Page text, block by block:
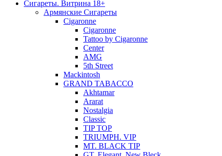
Сигареты. Витрина 18+
Армянские Сигареты
Cigaronne
Cigaronne
Tattoo by Cigaronne
Center
AMG
5th Street
Mackintosh
GRAND TABACCO
Akhtamar
Ararat
Nostalgia
Classic
TIP TOP
TRIUMPH. VIP
MT. BLACK TIP